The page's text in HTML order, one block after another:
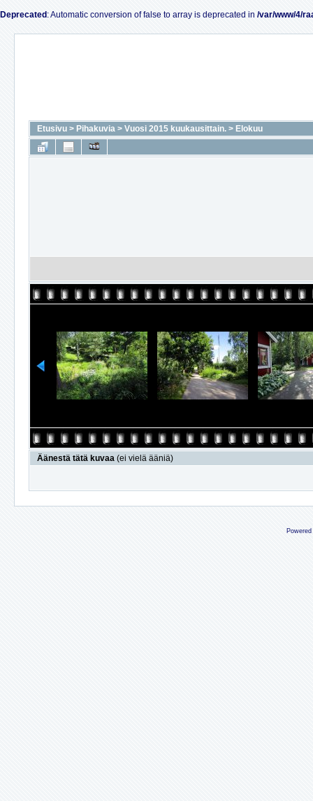
Deprecated : Automatic conversion of false to array is deprecated in /var/www/4/
Etusivu > Pihakuvia > Vuosi 2015 kuukausittain. > Elokuu
Äänestä tätä kuvaa (ei vielä ääniä)